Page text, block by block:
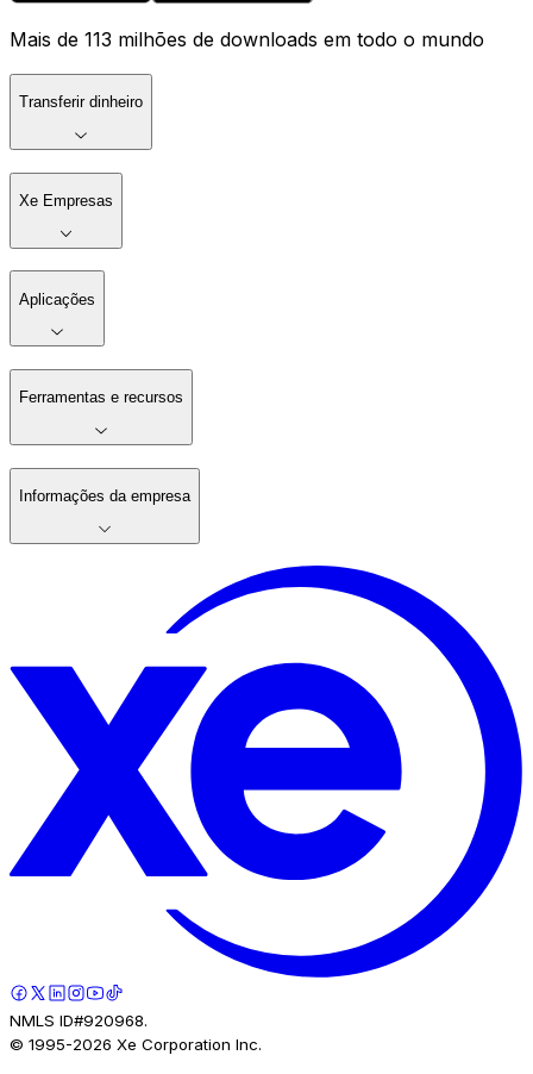
Mais de 113 milhões de downloads em todo o mundo
Transferir dinheiro
Xe Empresas
Aplicações
Ferramentas e recursos
Informações da empresa
NMLS ID#920968.
© 1995-2026 Xe Corporation Inc.